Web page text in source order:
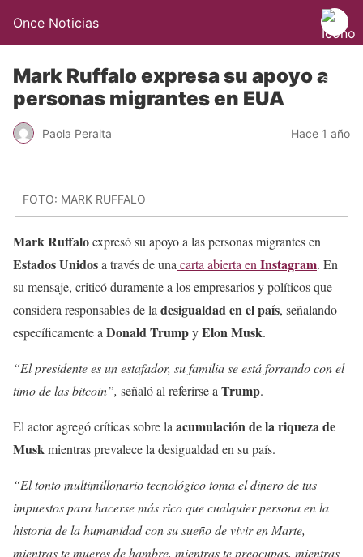
Once Noticias
Mark Ruffalo expresa su apoyo a
personas migrantes en EUA
Paola Peralta Hace 1 año
FOTO: MARK RUFFALO
Mark Ruffaloexpresó su apoyo a las personas migrantes en
Estados Unidosa través de una carta abierta en Instagram. En
su mensaje, criticó duramente a los empresarios y políticos que
considera responsables de la desigualdad en el país, señalando
específicamente a Donald TrumpyElon Musk.
“El presidente es un estafador, su familia se está forrando con el
timo de las bitcoin”, señaló al referirse a Trump.
El actor agregó críticas sobre la acumulación de la riqueza de
Muskmientras prevalece la desigualdad en su país.
“El tonto multimillonario tecnológico toma el dinero de tus
impuestos para hacerse más rico que cualquier persona en la
historia de la humanidad con su sueño de vivir en Marte,
mientras te mueres de hambre, mientras te preocupas, mientras